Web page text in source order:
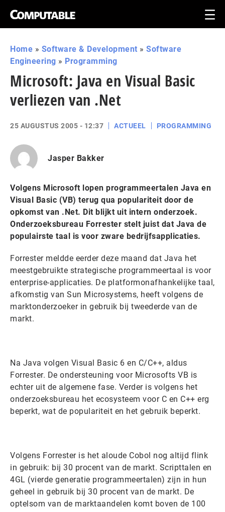
Home » Software & Development » Software
Engineering » Programming
Microsoft: Java en Visual Basic
verliezen van .Net
25 AUGUSTUS 2005 - 12:37 ACTUEEL PROGRAMMING
Jasper Bakker
Volgens Microsoft lopen programmeertalen Java en
Visual Basic (VB) terug qua populariteit door de
opkomst van .Net. Dit blijkt uit intern onderzoek.
Onderzoeksbureau Forrester stelt juist dat Java de
populairste taal is voor zware bedrijfsapplicaties.
Forrester meldde eerder deze maand dat Java het
meestgebruikte strategische programmeertaal is voor
enterprise-applicaties. De platformonafhankelijke taal,
afkomstig van Sun Microsystems, heeft volgens de
marktonderzoeker in gebruik bij tweederde van de
markt.
Na Java volgen Visual Basic 6 en C/C++, aldus
Forrester. De ondersteuning voor Microsofts VB is
echter uit de algemene fase. Verder is volgens het
onderzoeksbureau het ecosysteem voor C en C++ erg
beperkt, wat de populariteit en het gebruik beperkt.
Volgens Forrester is het aloude Cobol nog altijd flink
in gebruik: bij 30 procent van de markt. Scripttalen en
4GL (vierde generatie programmeertalen) zijn in hun
geheel in gebruik bij 30 procent van de markt. De
optelsom van de marktaandelen komt boven de 100